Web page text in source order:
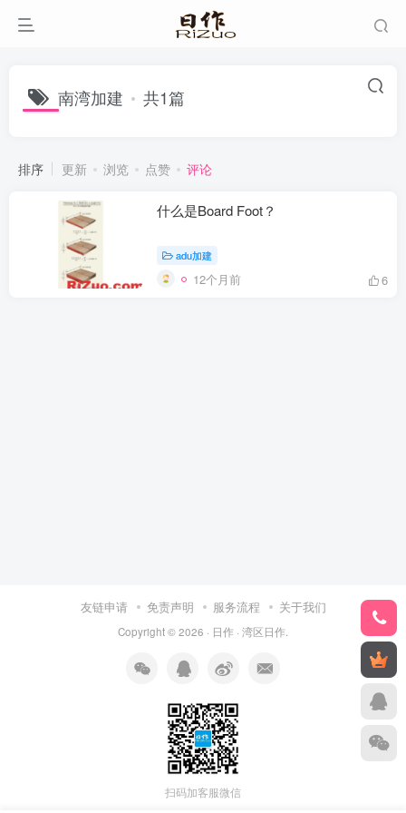
南湾加建 共1篇
排序 更新 浏览 点赞 评论
什么是Board Foot？
adu加建
12个月前 6
友链申请 免责声明 服务流程 关于我们
Copyright © 2026 · 日作 · 湾区日作
扫码加客服微信